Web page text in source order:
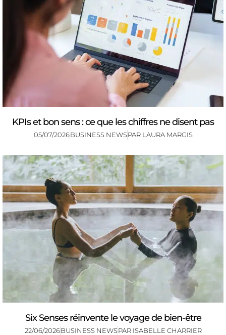
KPIs et bon sens : ce que les chiffres ne disent pas
05/07/2026BUSINESS NEWSPAR LAURA MARGIS
Six Senses réinvente le voyage de bien-être
22/06/2026BUSINESS NEWSPAR ISABELLE CHARRIER